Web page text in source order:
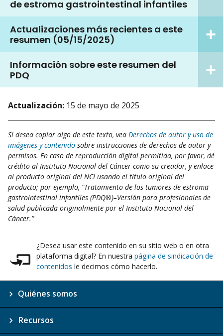
de estroma gastrointestinal infantiles
Actualizaciones más recientes a este
resumen (05/15/2025)
Información sobre este resumen del
PDQ
Actualización: 15 de mayo de 2025
Si desea copiar algo de este texto, vea Derechos de autor y uso de
imágenes y contenido sobre instrucciones de derechos de autor y
permisos. En caso de reproducción digital permitida, por favor, dé
crédito al Instituto Nacional del Cáncer como su creador, y enlace
al producto original del NCI usando el título original del
producto; por ejemplo, “Tratamiento de los tumores de estroma
gastrointestinal infantiles (PDQ®)–Versión para profesionales de
salud publicada originalmente por el Instituto Nacional del
Cáncer.”
¿Desea usar este contenido en su sitio web o en otra
plataforma digital? En nuestra página de sindicación de
contenidos le decimos cómo hacerlo.
Quiénes somos
Recursos